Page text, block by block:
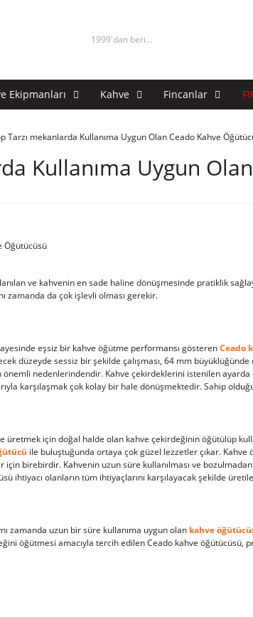
1999'dan beri...
Ekipmanları Kahve Fincanlar
Tarzı mekanlarda Kullanıma Uygun Olan Ceado Kahve
Kullanıma Uygun
ve kahvenin en sade haline dönüşmesinde pratiklik
zamanda da çok işlevli olması gerekir.
eşsiz bir kahve öğütme performansı gösterenCeado
düzeyde sessiz bir şekilde çalışması, 64 mm
nedenlerindendir. Kahve çekirdeklerini istenilen
karşılaşmak çok kolay bir hale dönüşmektedir. Sahip
için doğal halde olan kahve çekirdeğinin öğütülüp
ile buluştuğunda ortaya çok güzel lezzetler çıkar.
birebirdir. Kahvenin uzun süre kullanılması ve
olanların tüm ihtiyaçlarını karşılayacak şekilde
zamanda uzun bir süre kullanıma uygun olan kahve
öğütmesi amacıyla tercih edilen Ceado kahve öğütücüsü,